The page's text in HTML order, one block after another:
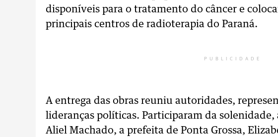
disponíveis para o tratamento do câncer e
principais centros de radioterapia do Paraná.
PUBLICIDADE
A entrega das obras reuniu autoridades,
lideranças políticas. Participaram da
Aliel Machado, a prefeita de Ponta Grossa,